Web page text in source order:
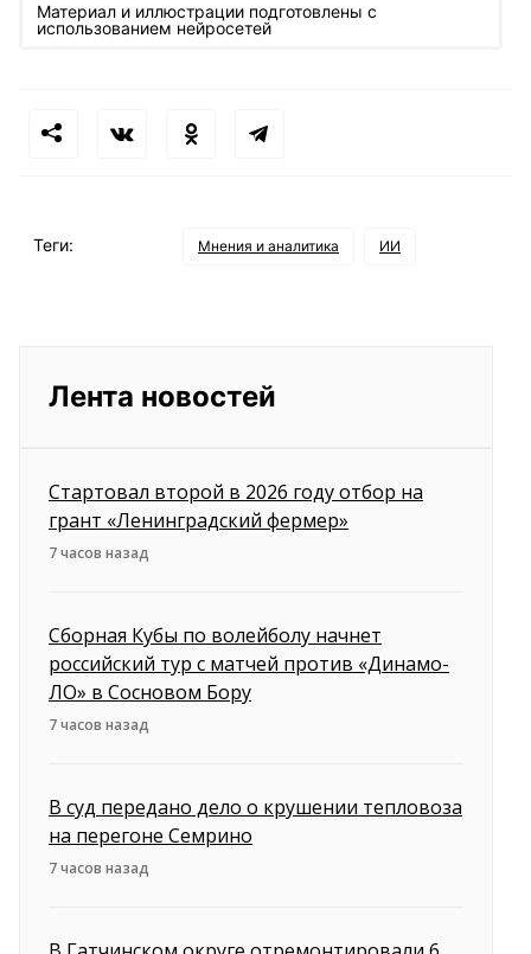
Материал и иллюстрации подготовлены с
использованием нейросетей
Теги: Мнения и аналитика ИИ
Лента новостей
Стартовал второй в 2026 году отбор на
грант «Ленинградский фермер»
7 часов назад
Сборная Кубы по волейболу начнет
российский тур с матчей против «Динамо-
ЛО» в Сосновом Бору
7 часов назад
В суд передано дело о крушении тепловоза
на перегоне Семрино
7 часов назад